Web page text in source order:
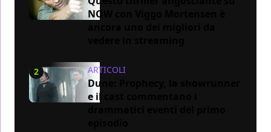
NOW con Viggo Mortensen è
2 ARTICOLI
Dune: Prophecy, la showrunner
e il cast commentano i